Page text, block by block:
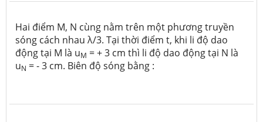
Hai điểm M, N cùng nằm trên một phương truyền
sóng cách nhau λ/3. Tại thời điểm t, khi li độ dao
động tại M là uM = + 3 cm thì li độ dao động tại N là
uN = - 3 cm. Biên độ sóng bằng :